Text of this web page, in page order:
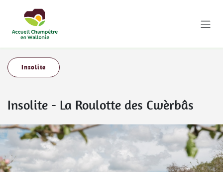
Insolite
Insolite - La Roulotte des Cwèrbâs